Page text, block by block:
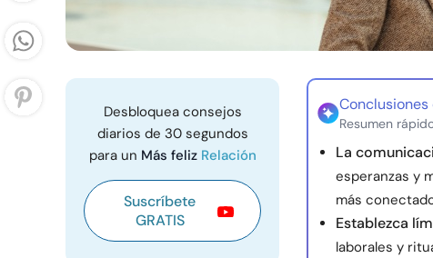
Desbloquea consejos
diarios de 30 segundos
para un Más feliz Relación
Suscríbete
GRATIS
Conclusiones
Resumen
La
esperanzas y
más
Establezca
laborales y